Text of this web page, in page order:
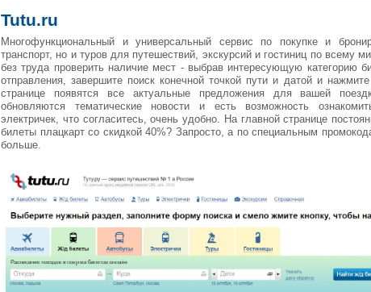
Tutu.ru
Многофункциональный и универсальный сервис по покупке и
транспорт, но и туров для путешествий, экскурсий и гостиниц по всему
без труда проверить наличие мест - выбрав интересующую категорию
отправления, завершите поиск конечной точкой пути и датой и
странице появятся все актуальные предложения для вашей
обновляются тематические новости и есть возможность
электричек, что согласитесь, очень удобно. На главной странице
билеты плацкарт со скидкой 40%? Запросто, а по специальным
больше.